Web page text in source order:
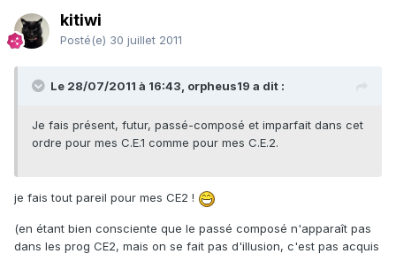
kitiwi
Posté(e) 30 juillet 2011
Le 28/07/2011 à 16:43, orpheus19 a dit :
Je fais présent, futur, passé-composé et imparfait dans cet
ordre pour mes C.E.1 comme pour mes C.E.2.
je fais tout pareil pour mes CE2 !
(en étant bien consciente que le passé composé n'apparaît pas
dans les prog CE2, mais on se fait pas d'illusion, c'est pas acquis